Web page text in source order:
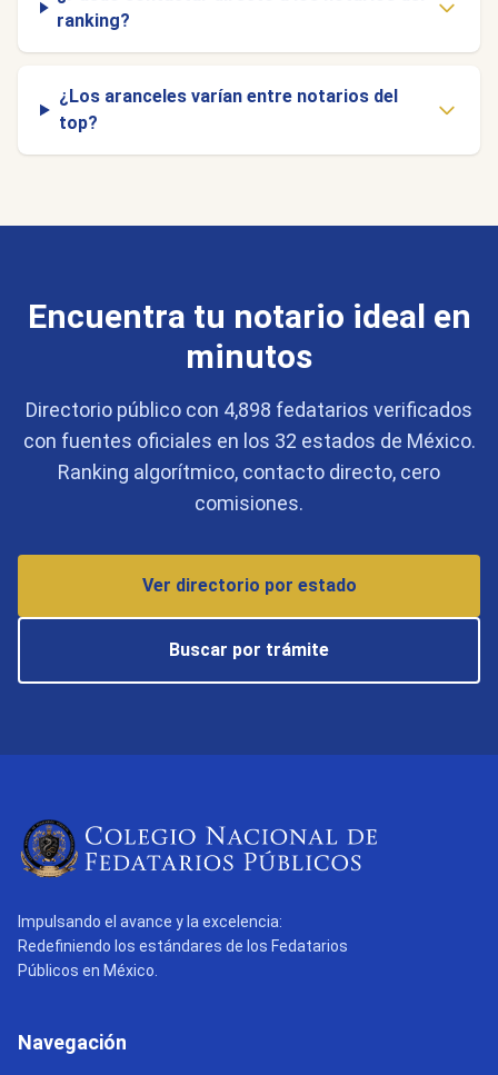
ranking?
¿Los aranceles varían entre notarios del
top?
Encuentra tu notario ideal en
minutos
Directorio público con 4,898 fedatarios verificados
con fuentes oficiales en los 32 estados de México.
Ranking algorítmico, contacto directo, cero
comisiones.
Ver directorio por estado
Buscar por trámite
Impulsando el avance y la excelencia:
Redefiniendo los estándares de los Fedatarios
Públicos en México.
Navegación